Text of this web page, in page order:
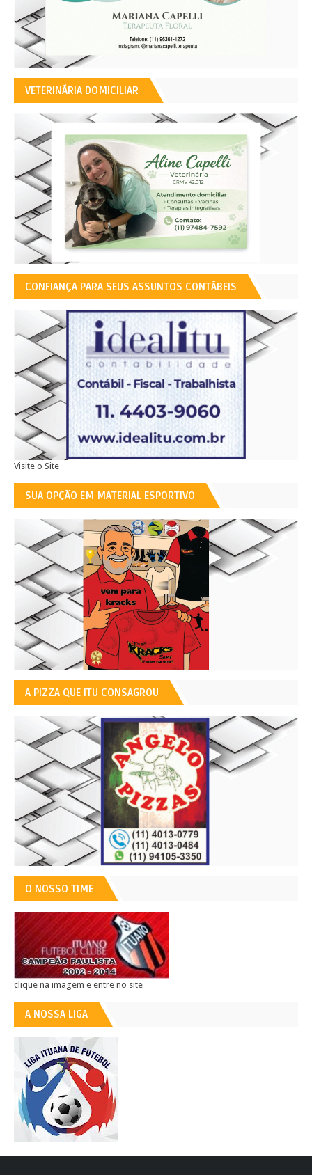
VETERINÁRIA DOMICILIAR
CONFIANÇA PARA SEUS ASSUNTOS CONTÁBEIS
Visite o Site
SUA OPÇÃO EM MATERIAL ESPORTIVO
A PIZZA QUE ITU CONSAGROU
O NOSSO TIME
clique na imagem e entre no site
A NOSSA LIGA